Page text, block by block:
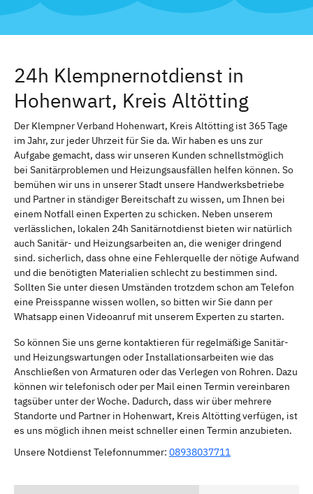
24h Klempnernotdienst in
Hohenwart, Kreis Altötting
Der Klempner Verband Hohenwart, Kreis Altötting ist 365 Tage
im Jahr, zur jeder Uhrzeit für Sie da. Wir haben es uns zur
Aufgabe gemacht, dass wir unseren Kunden schnellstmöglich
bei Sanitärproblemen und Heizungsausfällen helfen können. So
bemühen wir uns in unserer Stadt unsere Handwerksbetriebe
und Partner in ständiger Bereitschaft zu wissen, um Ihnen bei
einem Notfall einen Experten zu schicken. Neben unserem
verlässlichen, lokalen 24h Sanitärnotdienst bieten wir natürlich
auch Sanitär- und Heizungsarbeiten an, die weniger dringend
sind. sicherlich, dass ohne eine Fehlerquelle der nötige Aufwand
und die benötigten Materialien schlecht zu bestimmen sind.
Sollten Sie unter diesen Umständen trotzdem schon am Telefon
eine Preisspanne wissen wollen, so bitten wir Sie dann per
Whatsapp einen Videoanruf mit unserem Experten zu starten.
So können Sie uns gerne kontaktieren für regelmäßige Sanitär-
und Heizungswartungen oder Installationsarbeiten wie das
Anschließen von Armaturen oder das Verlegen von Rohren. Dazu
können wir telefonisch oder per Mail einen Termin vereinbaren
tagsüber unter der Woche. Dadurch, dass wir über mehrere
Standorte und Partner in Hohenwart, Kreis Altötting verfügen, ist
es uns möglich ihnen meist schneller einen Termin anzubieten.
Unsere Notdienst Telefonnummer: 08938037711